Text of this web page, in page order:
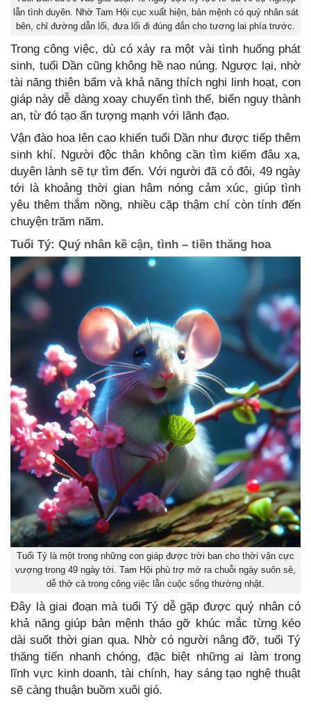
lẫn tình duyên. Nhờ Tam Hội cục xuất hiện, bản mệnh có quý nhân sát
bên, chỉ đường dẫn lối, đưa lối đi đúng đắn cho tương lai phía trước.
Trong công việc, dù có xảy ra một vài tình huống phát
sinh, tuổi Dần cũng không hề nao núng. Ngược lại, nhờ
tài năng thiên bẩm và khả năng thích nghi linh hoạt, con
giáp này dễ dàng xoay chuyển tình thế, biến nguy thành
an, từ đó tạo ấn tượng mạnh với lãnh đạo.
Vận đào hoa lên cao khiến tuổi Dần như được tiếp thêm
sinh khí. Người độc thân không cần tìm kiếm đâu xa,
duyên lành sẽ tự tìm đến. Với người đã có đôi, 49 ngày
tới là khoảng thời gian hâm nóng cảm xúc, giúp tình
yêu thêm thắm nồng, nhiều cặp thậm chí còn tính đến
chuyện trăm năm.
Tuổi Tý: Quý nhân kề cận, tình – tiền thăng hoa
Tuổi Tý là một trong những con giáp được trời ban cho thời vận cực
vượng trong 49 ngày tới. Tam Hội phù trợ mở ra chuỗi ngày suôn sẻ,
dễ thở cả trong công việc lẫn cuộc sống thường nhật.
Đây là giai đoạn mà tuổi Tý dễ gặp được quý nhân có
khả năng giúp bản mệnh tháo gỡ khúc mắc từng kéo
dài suốt thời gian qua. Nhờ có người nâng đỡ, tuổi Tý
thăng tiến nhanh chóng, đặc biệt những ai làm trong
lĩnh vực kinh doanh, tài chính, hay sáng tạo nghệ thuật
sẽ càng thuận buồm xuôi gió.